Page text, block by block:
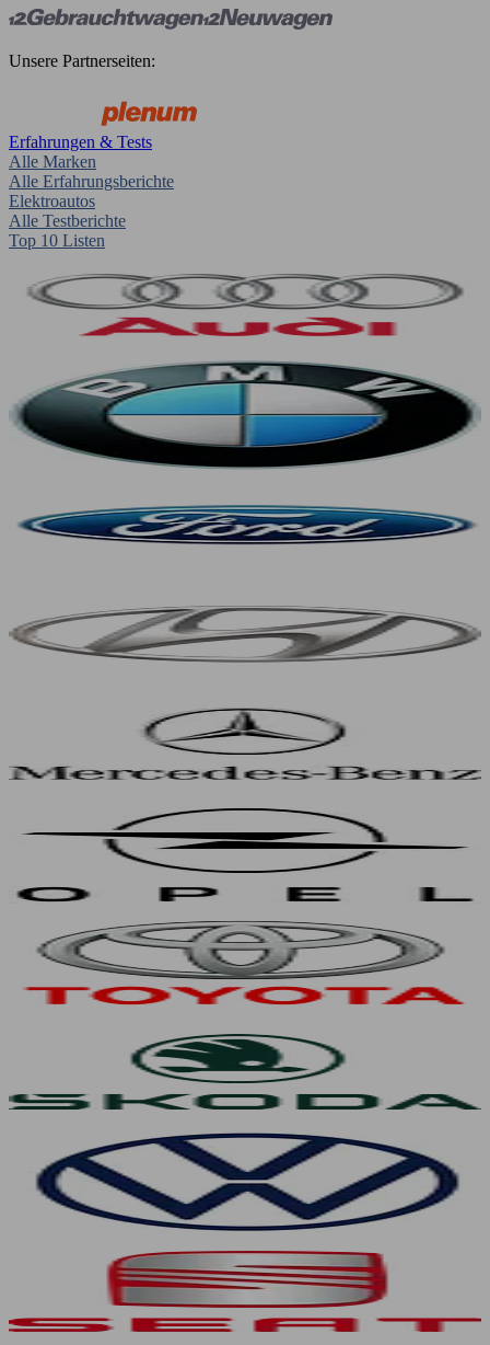
Unsere Partnerseiten:
Erfahrungen & Tests
Alle Marken
Alle Erfahrungsberichte
Elektroautos
Alle Testberichte
Top 10 Listen